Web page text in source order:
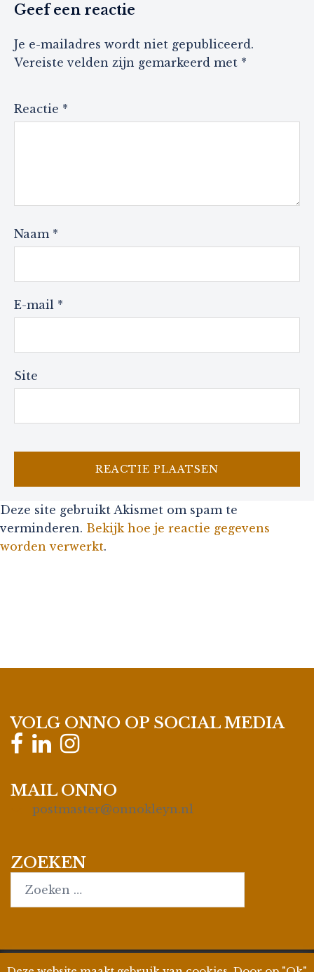
Geef een reactie
Je e-mailadres wordt niet gepubliceerd.
Vereiste velden zijn gemarkeerd met *
Reactie *
Naam *
E-mail *
Site
Deze site gebruikt Akismet om spam te
verminderen. Bekijk hoe je reactie gegevens
worden verwerkt.
VOLG ONNO OP SOCIAL MEDIA
MAIL ONNO
postmaster@onnokleyn.nl
ZOEKEN